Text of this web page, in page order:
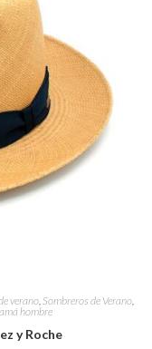
verano, Sombreros de Verano,
hombre
y Roche